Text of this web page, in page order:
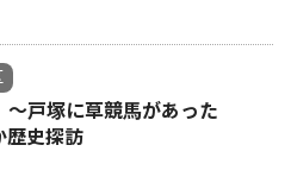
戸塚に草競馬があった
史探訪